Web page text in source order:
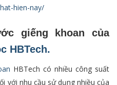
hien-nay/
giếng khoan của
HBTech.
HBTech có nhiều công suất
với nhu cầu sử dụng nhiều của